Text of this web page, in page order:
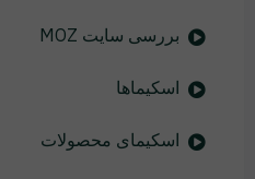
بررسی سایت MOZ
اسکیماها
اسکیمای محصولات